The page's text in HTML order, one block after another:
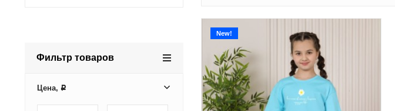
Фильтр товаров
Цена, Р
New!